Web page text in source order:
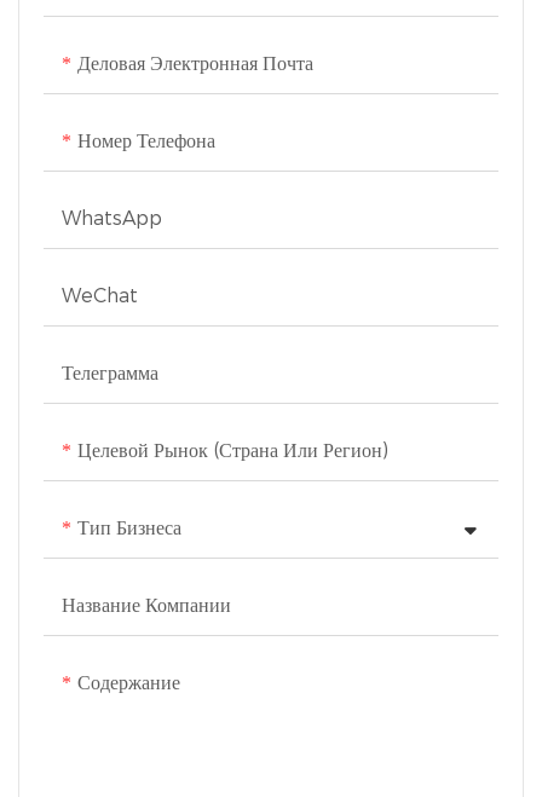
Деловая Электронная Почта
Номер Телефона
WhatsApp
WeChat
Телеграмма
Целевой Рынок (страна Или Регион)
Тип Бизнеса
Название Компании
Содержание
питания составляет 0,85
температуры, прост в
таким образом, чтобы быть
гигиеничным.